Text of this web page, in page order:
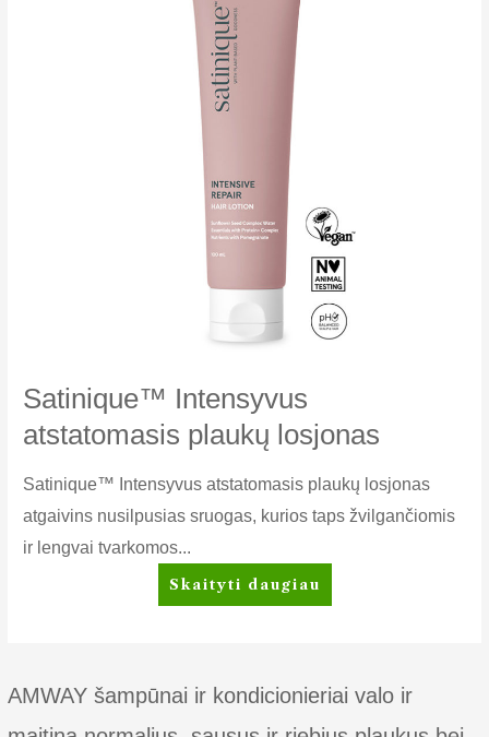
Satinique™ Intensyvus
atstatomasis plaukų losjonas
Satinique™ Intensyvus atstatomasis plaukų losjonas
atgaivins nusilpusias sruogas, kurios taps žvilgančiomis
ir lengvai tvarkomos...
Satinique™
Intensyvus
losjonas
Skaityti daugiau
AMWAY šampūnai ir kondicionieriai valo ir